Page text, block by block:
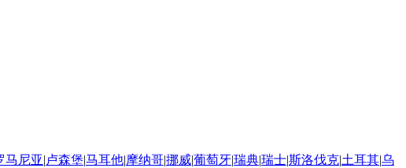
马尼亚|卢森堡|马耳他|摩纳哥|挪威|葡萄牙|瑞典|瑞士|斯洛伐克|土耳其|乌